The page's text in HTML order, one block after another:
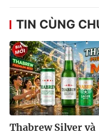
TIN CÙNG
Thabrew Silver và